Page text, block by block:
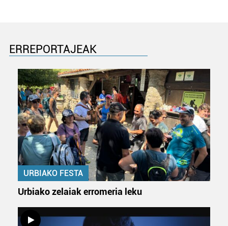
ERREPORTAJEAK
URBIAKO FESTA
Urbiako zelaiak erromeria leku